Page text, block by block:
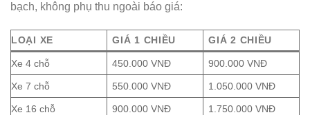
bạch, không phụ thu ngoài báo giá:
LOẠI XE GIÁ 1 CHIỀU GIÁ 2 CHIỀU
Xe 4 chỗ 450.000 VNĐ 900.000 VNĐ
Xe 7 chỗ 550.000 VNĐ 1.050.000 VNĐ
Xe 16 chỗ 900.000 VNĐ 1.750.000 VNĐ